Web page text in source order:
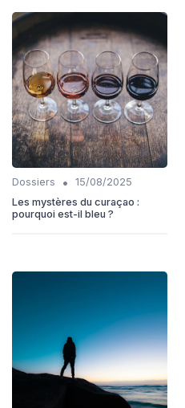
Dossiers •
15/08/2025
Les mystères du curaçao :
pourquoi est-il bleu ?